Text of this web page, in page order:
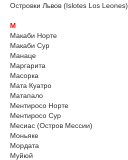
Островки Львов (Islotes Los Leones)
М
Макаби Норте
Макаби Сур
Манаце
Маргарита
Масорка
Мата Куатро
Матапало
Ментиросо Норте
Ментиросо Сур
Месиас (Остров Мессии)
Моньяке
Мордата
Муйюй